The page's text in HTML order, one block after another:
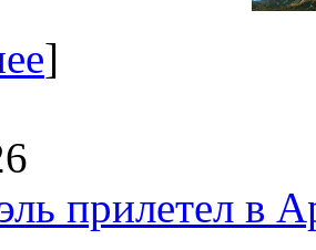
]
прилетел в